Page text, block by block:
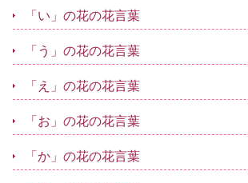
「い」の花の花言葉
「う」の花の花言葉
「え」の花の花言葉
「お」の花の花言葉
「か」の花の花言葉